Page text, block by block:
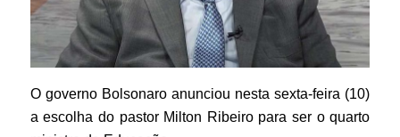
O governo Bolsonaro anunciou nesta sexta-feira (10)
a escolha do pastor Milton Ribeiro para ser o quarto